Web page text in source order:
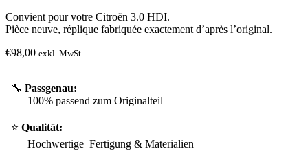
Convient pour votre Citroën 3.0 HDI.
Pièce neuve, réplique fabriquée exactement d’après l’original.
€98,00 exkl. MwSt.
🔧 Passgenau:
100% passend zum Originalteil
⭐ Qualität:
Hochwertige Fertigung & Materialien